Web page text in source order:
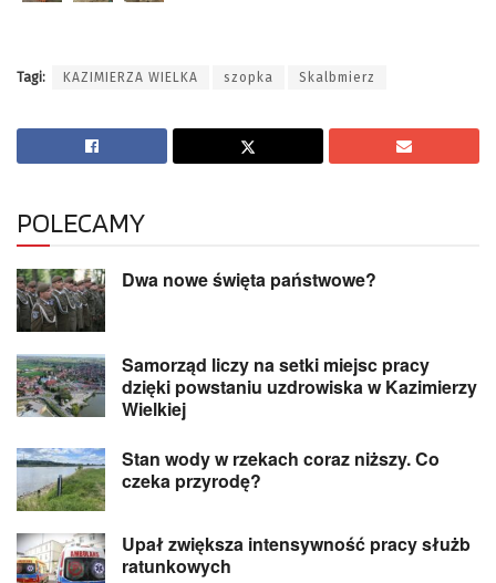
Tagi: KAZIMIERZA WIELKA szopka Skalbmierz
POLECAMY
Dwa nowe święta państwowe?
Samorząd liczy na setki miejsc pracy
dzięki powstaniu uzdrowiska w Kazimierzy
Wielkiej
Stan wody w rzekach coraz niższy. Co
czeka przyrodę?
Upał zwiększa intensywność pracy służb
ratunkowych